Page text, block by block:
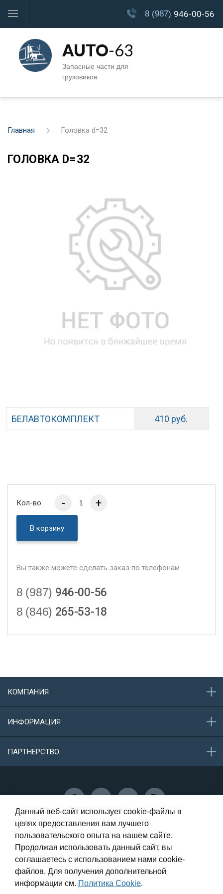
8 (987) 946-00-56
AUTO-63
Запасные части для
грузовиков
Главная Головка d=32
ГОЛОВКА D=32
БЕЛАВТОКОМПЛЕКТ 410 руб.
Кол-во - +
В корзину
Вы также можете сделать заказ по телефонам
8 (987) 946-00-56
8 (846) 265-53-18
КОМПАНИЯ
Акции
ИНФОРМАЦИЯ
Конфиденциальность данных
ПАРТНЕРСТВО
8 (987) 946-00-56
8 (917) 014-12-12
Самара, Олимпийская, 73 - 1 этаж
Данный веб-сайт использует cookie-файлы в
целях предоставления вам лучшего
пользовательского опыта на нашем сайте.
Продолжая использовать данный сайт, вы
соглашаетесь с использованием нами cookie-
файлов. Для получения дополнительной
информации см. Политика Cookie.